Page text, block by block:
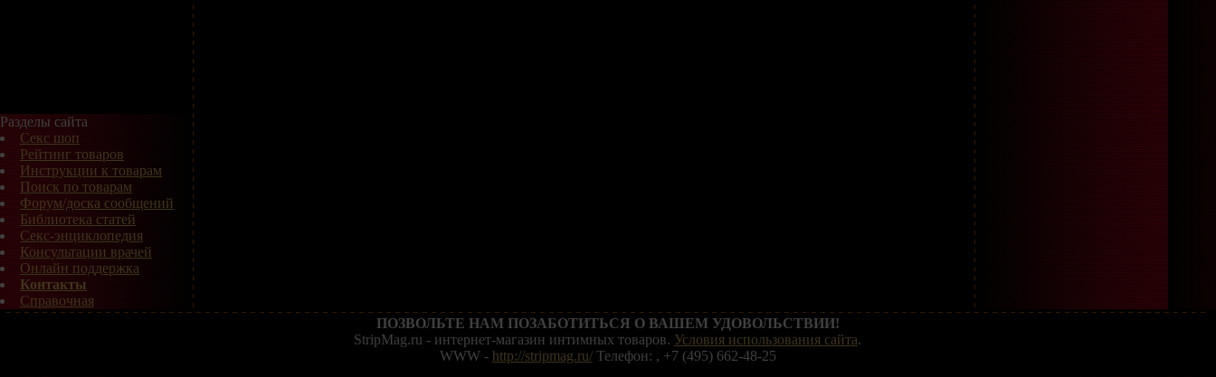
Разделы сайта
Секс шоп
Рейтинг товаров
Инструкции к товарам
Поиск по товарам
Форум/доска сообщений
Библиотека статей
Секс-энциклопедия
Консультации врачей
Онлайн поддержка
Контакты
Справочная
ПОЗВОЛЬТЕ НАМ ПОЗАБОТИТЬСЯ О ВАШЕМ УДОВОЛЬСТВИИ!
StripMag.ru - интернет-магазин интимных товаров. Условия использования сайта.
WWW - http://stripmag.ru/Телефон: , +7 (495) 662-48-25